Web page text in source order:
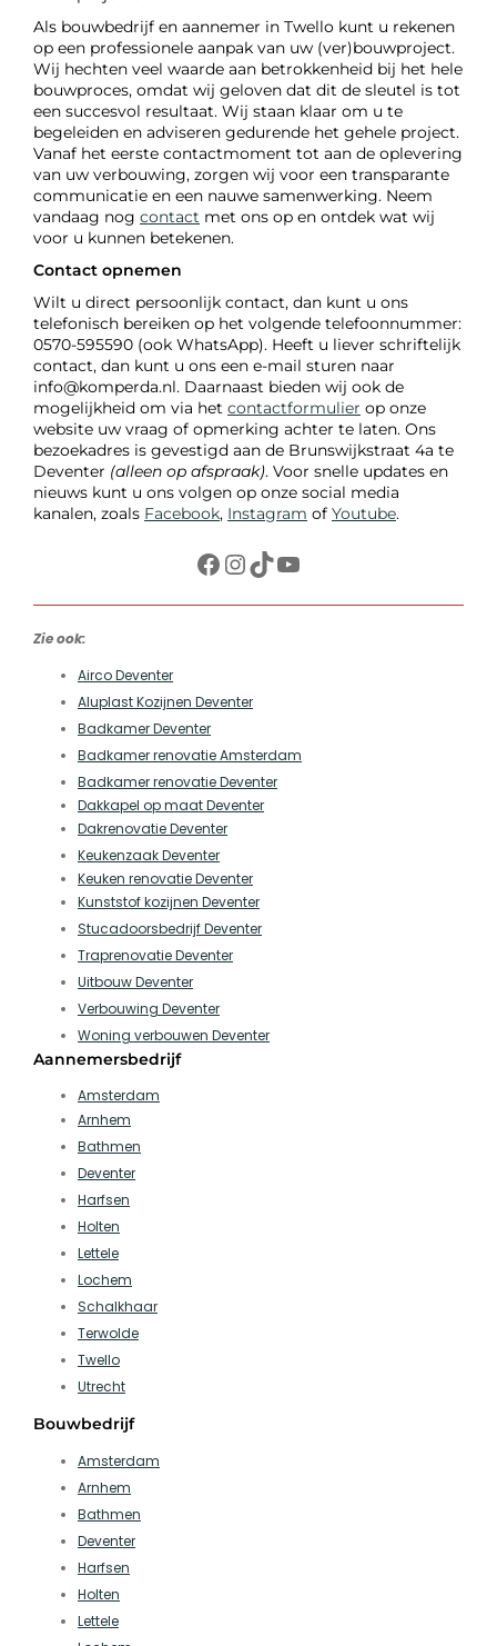
Als bouwbedrijf en aannemer in Twello kunt u rekenen
op een professionele aanpak van uw (ver)bouwproject.
Wij hechten veel waarde aan betrokkenheid bij het hele
bouwproces, omdat wij geloven dat dit de sleutel is tot
een succesvol resultaat. Wij staan klaar om u te
begeleiden en adviseren gedurende het gehele project.
Vanaf het eerste contactmoment tot aan de oplevering
van uw verbouwing, zorgen wij voor een transparante
communicatie en een nauwe samenwerking. Neem
vandaag nog contact met ons op en ontdek wat wij
voor u kunnen betekenen.
Contact opnemen
Wilt u direct persoonlijk contact, dan kunt u ons
telefonisch bereiken op het volgende telefoonnummer:
0570-595590 (ook WhatsApp). Heeft u liever schriftelijk
contact, dan kunt u ons een e-mail sturen naar
info@komperda.nl. Daarnaast bieden wij ook de
mogelijkheid om via het contactformulier op onze
website uw vraag of opmerking achter te laten. Ons
bezoekadres is gevestigd aan de Brunswijkstraat 4a te
Deventer (alleen op afspraak). Voor snelle updates en
nieuws kunt u ons volgen op onze social media
kanalen, zoals Facebook, Instagram of Youtube.
Facebook
Instagram
TikTokYouTube
Zie ook:
Airco Deventer
Aluplast Kozijnen Deventer
Badkamer Deventer
Badkamer renovatie Amsterdam
Badkamer renovatie Deventer
Dakkapel op maat Deventer
Dakrenovatie Deventer
Keukenzaak Deventer
Keuken renovatie Deventer
Kunststof kozijnen Deventer
Stucadoorsbedrijf Deventer
Traprenovatie Deventer
Uitbouw Deventer
Verbouwing Deventer
Woning verbouwen Deventer
Aannemersbedrijf
Amsterdam
Arnhem
Bathmen
Deventer
Harfsen
Holten
Lettele
Lochem
Schalkhaar
Terwolde
Twello
Utrecht
Bouwbedrijf
Amsterdam
Arnhem
Bathmen
Deventer
Harfsen
Holten
Lettele